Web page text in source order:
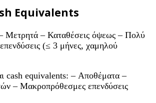
Equivalents
Μετρητά – Καταθέσεις όψεως – Πολύ
(≤ 3 μήνες, χαμηλού
cash equivalents: – Αποθέματα –
– Μακροπρόθεσμες επενδύσεις